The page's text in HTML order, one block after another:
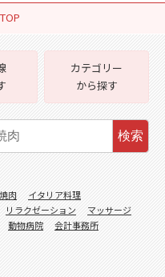
カテゴリー
から探す
検索
焼肉
イタリア料理
リラクゼーション
マッサージ
動物病院
会計事務所